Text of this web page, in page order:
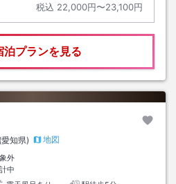
税込 22,000円〜23,100円
泊プランを見る
知県)
地図
外
中